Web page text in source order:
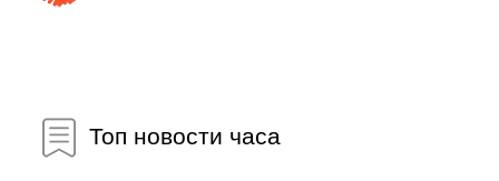
Топ новости часа